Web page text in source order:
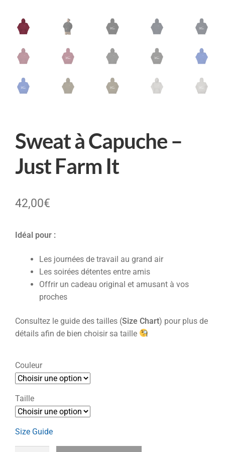
Sweat à Capuche –
Just Farm It
42,00€
Idéal pour :
Les journées de travail au grand air
Les soirées détentes entre amis
Offrir un cadeau original et amusant à vos
proches
Consultez le guide des tailles (Size Chart) pour plus de
détails afin de bien choisir sa taille
Couleur
Taille
Size Guide